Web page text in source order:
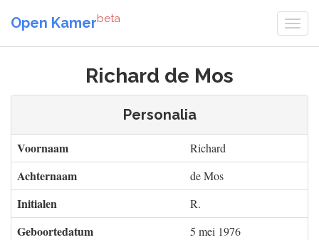
Open Kamerbeta
Richard de Mos
Personalia
Voornaam Richard
Achternaam de Mos
Initialen R.
Geboortedatum 5 mei 1976